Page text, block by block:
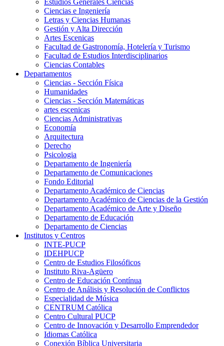
Estudios Generales Ciencias
Ciencias e Ingeniería
Letras y Ciencias Humanas
Gestión y Alta Dirección
Artes Escenicas
Facultad de Gastronomía, Hotelería y Turismo
Facultad de Estudios Interdisciplinarios
Ciencias Contables
Departamentos
Ciencias - Sección Física
Humanidades
Ciencias - Sección Matemáticas
artes escenicas
Ciencias Administrativas
Economía
Arquitectura
Derecho
Psicologia
Departamento de Ingeniería
Departamento de Comunicaciones
Fondo Editorial
Departamento Académico de Ciencias
Departamento Académico de Ciencias de la Gestión
Departamento Académico de Arte y Diseño
Departamento de Educación
Departamento de Ciencias
Institutos y Centros
INTE-PUCP
IDEHPUCP
Centro de Estudios Filosóficos
Instituto Riva-Agüero
Centro de Educación Contínua
Centro de Análisis y Resolución de Conflictos
Especialidad de Música
CENTRUM Católica
Centro Cultural PUCP
Centro de Innovación y Desarrollo Emprendedor
Idiomas Católica
Conexión Bíblica Universitaria